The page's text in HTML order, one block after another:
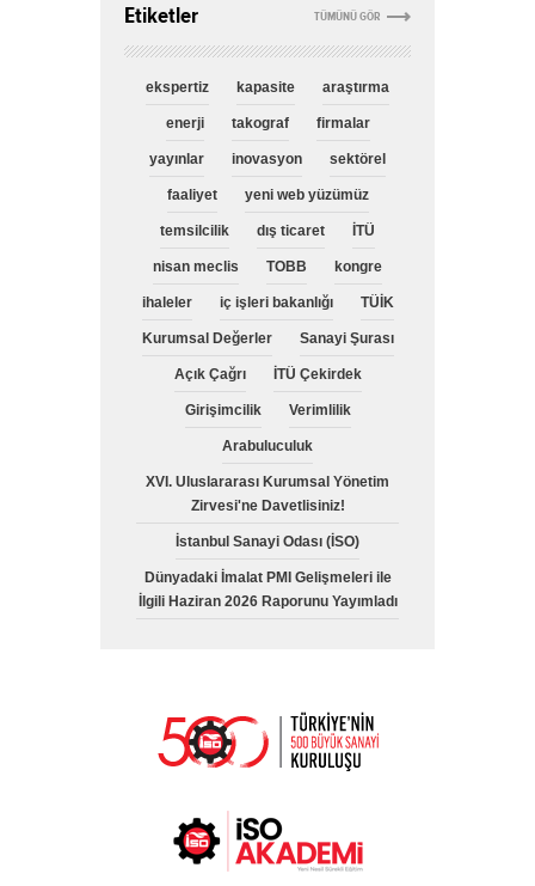
TÜMÜNÜ GÖR
Etiketler
ekspertiz kapasite araştırma
enerji takograf firmalar
yayınlar inovasyon sektörel
faaliyet yeni web yüzümüz
temsilcilik dış ticaret İTÜ
nisan meclis TOBB kongre
ihaleler iç işleri bakanlığı TÜİK
Kurumsal Değerler Sanayi Şurası
Açık Çağrı İTÜ Çekirdek
Girişimcilik Verimlilik
Arabuluculuk
XVI. Uluslararası Kurumsal Yönetim
Zirvesi'ne Davetlisiniz!
İstanbul Sanayi Odası (İSO)
Dünyadaki İmalat PMI Gelişmeleri ile
İlgili Haziran 2026 Raporunu Yayımladı